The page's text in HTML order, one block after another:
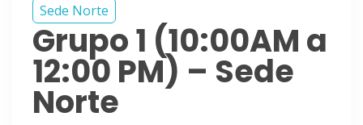
Sede Norte
Grupo 1 (10:00AM a
12:00 PM) – Sede
Norte